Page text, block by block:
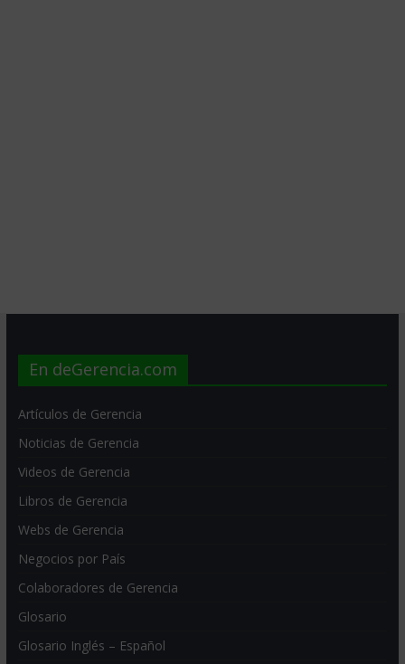
En deGerencia.com
Artículos de Gerencia
Noticias de Gerencia
Videos de Gerencia
Libros de Gerencia
Webs de Gerencia
Negocios por País
Colaboradores de Gerencia
Glosario
Glosario Inglés – Español